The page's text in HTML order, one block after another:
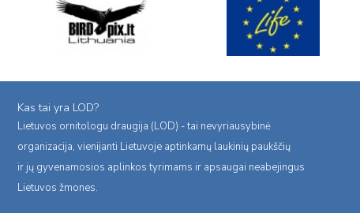
Kas tai yra LOD?
Lietuvos ornitologu draugija (LOD) - tai nevyriausybinė
organizacija, vienijanti Lietuvoje aptinkamų laukinių paukščių
ir jų gyvenamosios aplinkos tyrimams ir apsaugai neabejingus
Lietuvos žmones.